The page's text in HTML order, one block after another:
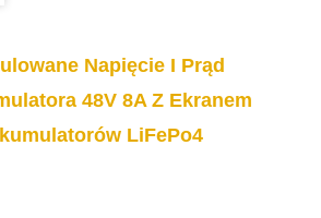
Napięcie I Prąd
48V 8A Z Ekranem
LiFePo4